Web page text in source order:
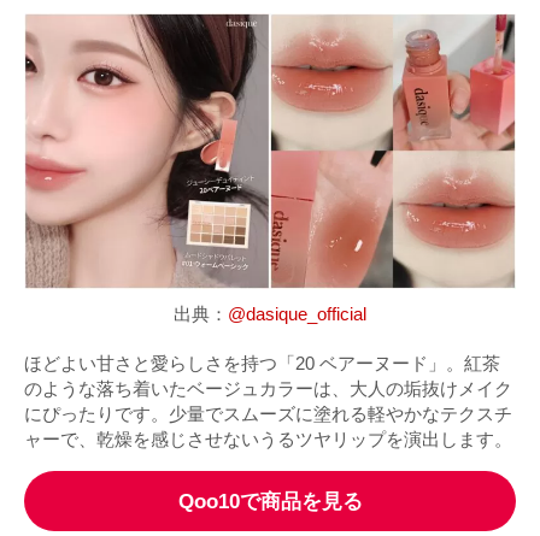
出典： @dasique_official
ほどよい甘さと愛らしさを持つ「20 ベアーヌード」。紅茶
のような落ち着いたベージュカラーは、大人の垢抜けメイク
にぴったりです。少量でスムーズに塗れる軽やかなテクスチ
ャーで、乾燥を感じさせないうるツヤリップを演出します。
Qoo10で商品を見る